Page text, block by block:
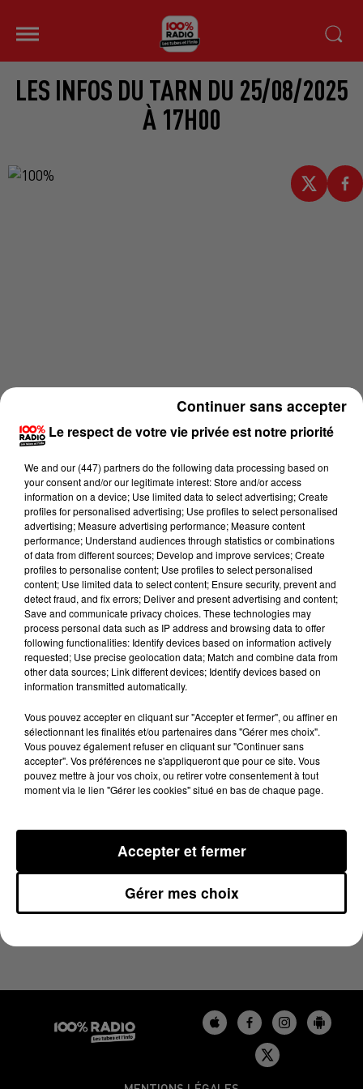
LES INFOS DU TARN DU 25/08/2025
À 17H00
Lecture (3 min 56 sec)
100%
25 août 2025 - 3 min 56 sec
LES INFOS DU TARN DU 25/08/2025 À 17H00
Le respect de votre vie privée est notre priorité
We and our (447) partnersdo the following data processing based on
your consent and/or our legitimate interest: Store and/or access
information on a device; Use limited data to select advertising; Create
profiles for personalised advertising; Use profiles to select personalised
advertising; Measure advertising performance; Measure content
performance; Understand audiences through statistics or combinations
of data from different sources; Develop and improve services; Create
profiles to personalise content; Use profiles to select personalised
content; Use limited data to select content; Ensure security, prevent and
detect fraud, and fix errors; Deliver and present advertising and content;
Save and communicate privacy choices. These technologies may
process personal data such as IP address and browsing data to offer
following functionalities: Identify devices based on information actively
requested; Use precise geolocation data; Match and combine data from
other data sources; Link different devices; Identify devices based on
information transmitted automatically.
Vous pouvez accepter en cliquant sur "Accepter et fermer", ou affiner en
sélectionnant les finalités et/ou partenaires dans "Gérer mes choix".
Vous pouvez également refuser en cliquant sur "Continuer sans
accepter". Vos préférences ne s'appliqueront que pour ce site. Vous
pouvez mettre à jour vos choix, ou retirer votre consentement à tout
moment via le lien "Gérer les cookies" situé en bas de chaque page.
Gérer mes choix
Accepter et fermer
Continuer sans accepter